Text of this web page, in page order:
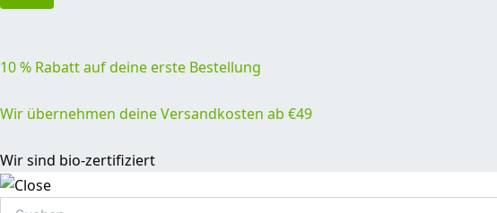
10 % Rabatt auf deine erste Bestellung
Wir übernehmen deine Versandkosten ab €49
Wir sind bio-zertifiziert